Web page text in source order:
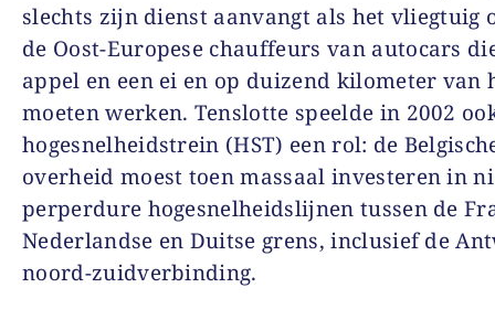
slechts zijn dienst aanvangt als het vliegtuig
de Oost-Europese chauffeurs van autocars
appel en een ei en op duizend kilometer van
moeten werken. Tenslotte speelde in 2002
hogesnelheidstrein (HST) een rol: de
overheid moest toen massaal investeren in
perperdure hogesnelheidslijnen tussen de
Nederlandse en Duitse grens, inclusief de
noord-zuidverbinding.